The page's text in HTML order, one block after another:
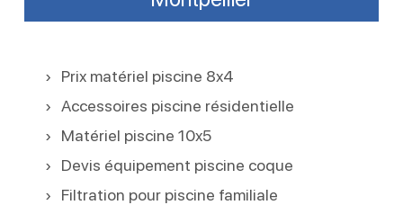
Prix matériel piscine 8x4
Accessoires piscine résidentielle
Matériel piscine 10x5
Devis équipement piscine coque
Filtration pour piscine familiale